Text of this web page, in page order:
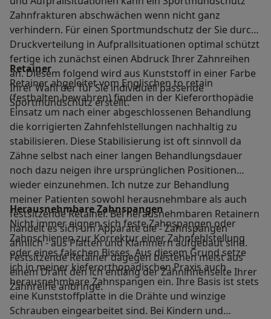
Zahnfrakturen abschwächen wenn nicht ganz
verhindern. Für einen Sportmundschutz der Sie durch
Druckverteilung in Aufprallsituationen optimal schützt
fertige ich zunächst einen Abdruck Ihrer Zahnreihen
an. Diesem folgend wird aus Kunststoff in einer Farbe
Ihrer Wahl der für Sie individuell passende
Sportmundschutz erstellt.
Retainer
Retainer abgeleitet vom Englischen to retain
(festhalten bewahren) finden in der Kieferorthopädie
Einsatz um nach einer abgeschlossenen Behandlung
die korrigierten Zahnfehlstellungen nachhaltig zu
stabilisieren. Diese Stabilisierung ist oft sinnvoll da
Zähne selbst nach einer langen Behandlungsdauer
noch dazu neigen ihre ursprünglichen Positionen
wieder einzunehmen. Ich nutze zur Behandlung
meiner Patienten sowohl herausnehmbare als auch
festsitzende Retainer. Bei herausnehmbaren Retainern
handelt es sich um Apparate die - Zahnspangen
ähnlich - aus Platten und Klammern aufgebaut sind.
Festsitzende Retainer dagegen bestehen meist aus
einem Draht den ich entlang der Zahninnenseite Ihrer
Zahnreihe anbringe.
Herausnehmbare Zahnspangen
Nicht immer eignen sich feste Zahnspangen oder
Zahnschienen zur Korrektur einer Zahnfehlstellung
oder eines falschen Bisses. Aus diesem Grund setze
ich in meiner kieferorthopädischen Praxis auch
herausnehmbare Zahnspangen ein. Ihre Basis ist stets
eine Kunststoffplatte in die Drähte und winzige
Schrauben eingearbeitet sind. Bei Kindern und